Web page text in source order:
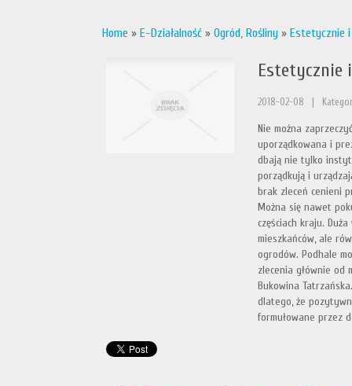
Home » E-Działalność » Ogród, Rośliny » Estetycznie i
Estetycznie
2018-02-08
Nie można
uporządkowana i
dbają nie tylko
porządkują i
brak zleceń cenieni
Można się nawet
częściach kraju.
mieszkańców, ale
ogrodów. Podhale
zlecenia głównie od
Bukowina
dlatego, że
formułowane przez